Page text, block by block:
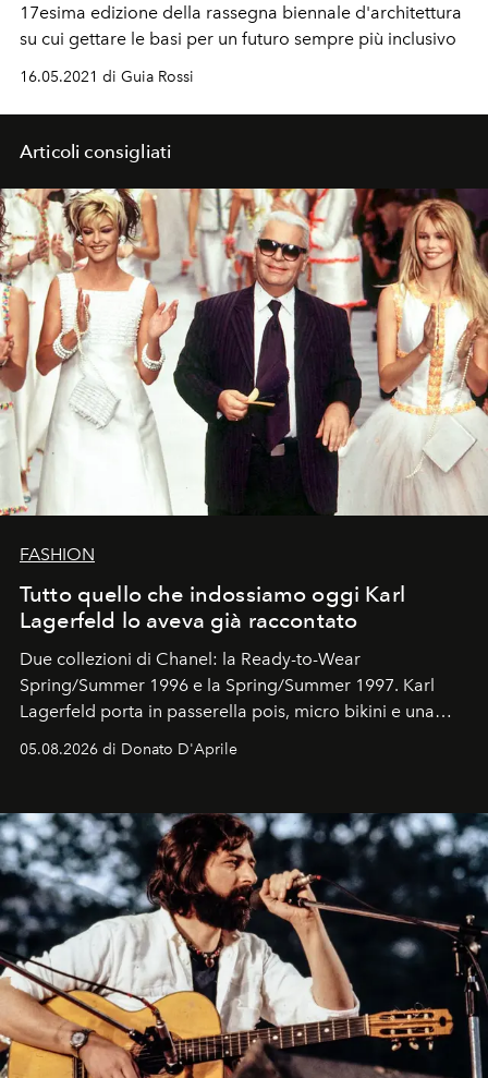
17esima edizione della rassegna biennale d'architettura
su cui gettare le basi per un futuro sempre più inclusivo
16.05.2021 di Guia Rossi
Articoli consigliati
FASHION
Tutto quello che indossiamo oggi Karl
Lagerfeld lo aveva già raccontato
Due collezioni di Chanel: la Ready-to-Wear
Spring/Summer 1996 e la Spring/Summer 1997. Karl
Lagerfeld porta in passerella pois, micro bikini e una
Kate, Claudia e Carla una dietro l'altra. Trent'anni dopo,
uno dei documenti più contemporanei che abbiamo.
05.08.2026 di Donato D'Aprile